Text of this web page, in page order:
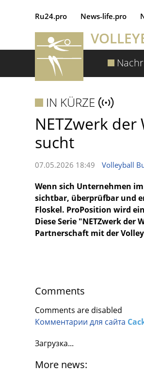
Ru24.pro News‑life.pro
IN KÜRZE
NETZwerk
sucht
07.05.2026 18:49 Volleyball
Wenn sich Unternehmen
sichtbar, überprüfbar und
Floskel. ProPosition wird
Diese Serie "NETZwerk
Partnerschaft mit der
Comments
Comments are disabled
Комментарии для сайта
Загрузка...
More news: